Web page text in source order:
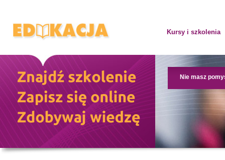
Kursy i szkolenia
Nie masz